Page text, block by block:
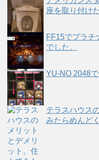
座を取り付け
FF15でプラチ
でした。
YU-NO 2048
テラスハウス
みたらめんど